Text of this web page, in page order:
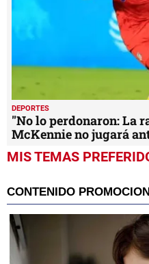
DEPORTES
"No lo perdonaron: La
McKennie no jugará
MIS TEMAS